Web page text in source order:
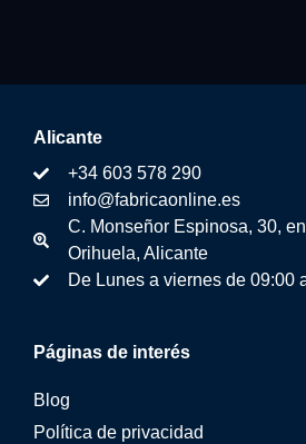
Páginas de interés
Blog
Política de privacidad
Alicante
+34 603 578 290
info@fabricaonline.es
C. Monseñor Espinosa, 30,
Orihuela, Alicante
De Lunes a viernes de 09:00